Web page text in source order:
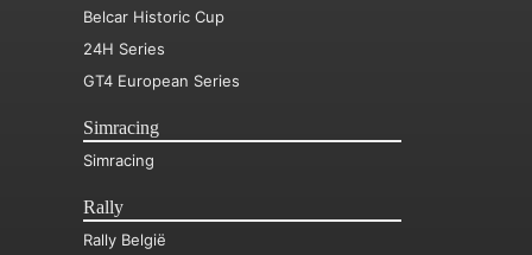
Belcar Historic Cup
24H Series
GT4 European Series
Simracing
Simracing
Rally
Rally België